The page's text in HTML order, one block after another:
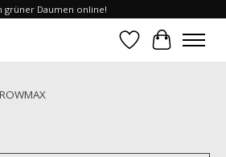
grüner Daumen online!
Wunschzettel
Ihr